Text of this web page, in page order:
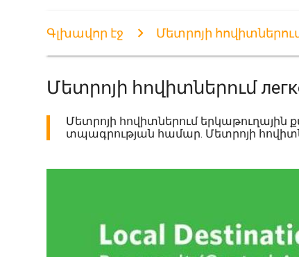
Գլխավոր էջ Մետրոյի
Մետրոյի հովիտներում
Մետրոյի հովիտներում երկաթուղային
տպագրության համար. Մետրոյի